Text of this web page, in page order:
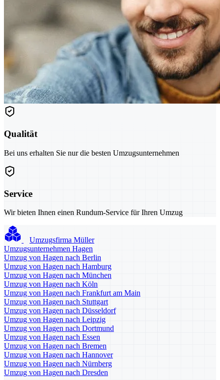
Qualität
Bei uns erhalten Sie nur die besten Umzugsunternehmen
Service
Wir bieten Ihnen einen Rundum-Service für Ihren Umzug
Umzugsfirma Müller
Umzugsunternehmen Hagen
Umzug von Hagen nach Berlin
Umzug von Hagen nach Hamburg
Umzug von Hagen nach München
Umzug von Hagen nach Köln
Umzug von Hagen nach Frankfurt am Main
Umzug von Hagen nach Stuttgart
Umzug von Hagen nach Düsseldorf
Umzug von Hagen nach Leipzig
Umzug von Hagen nach Dortmund
Umzug von Hagen nach Essen
Umzug von Hagen nach Bremen
Umzug von Hagen nach Hannover
Umzug von Hagen nach Nürnberg
Umzug von Hagen nach Dresden